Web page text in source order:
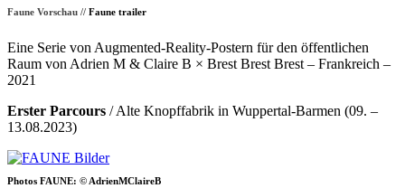
Faune Vorschau // Faune trailer
Eine Serie von Augmented-Reality-Postern für den öffentlichen
Raum von Adrien M & Claire B × Brest Brest Brest – Frankreich –
2021
Erster Parcours / Alte Knopffabrik in Wuppertal-Barmen (09. –
13.08.2023)
Photos FAUNE: © AdrienMClaireB